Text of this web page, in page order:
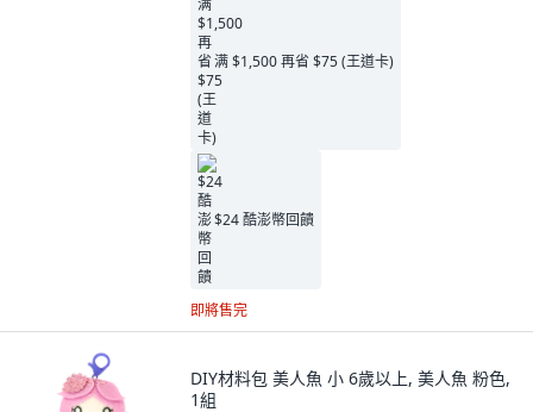
满 $1,500 再省 $75 (王道卡)
$24 酷澎幣回饋
即將售完
DIY材料包 美人魚 小 6歲以上, 美人魚 粉色,
1組